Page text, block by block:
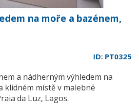
na moře a bazénem,
ID: PT0325
a nádherným výhledem na
klidném místě v malebné
da Luz, Lagos.